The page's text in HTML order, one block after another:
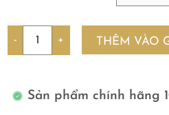
Số lượng
THÊM VÀO
Sản phẩm chính hãng